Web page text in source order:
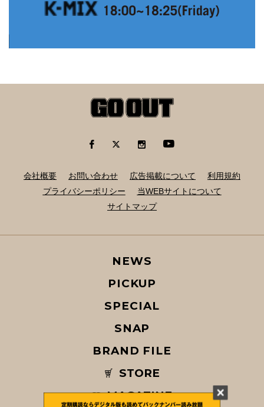
会社概要 お問い合わせ 広告掲載について
利用規約
プライバシーポリシー
当WEBサイトについて
サイトマップ
NEWS
PICKUP
SPECIAL
SNAP
BRAND FILE
STORE
MAGAZINE